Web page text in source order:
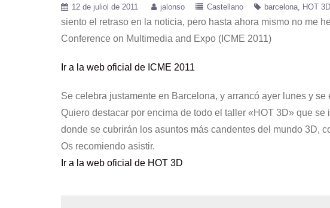
12 de juliol de 2011 jalonso Castellano barcelona HOT 3D
siento el retraso en la noticia, pero hasta ahora mismo no me
Conference on Multimedia and Expo (ICME 2011)
Ir a la web oficial de ICME 2011
Se celebra justamente en Barcelona, y arrancó ayer lunes y
Quiero destacar por encima de todo el taller «HOT 3D» que
donde se cubrirán los asuntos más candentes del mundo 3D,
Os recomiendo asistir.
Ir a la web oficial de HOT 3D